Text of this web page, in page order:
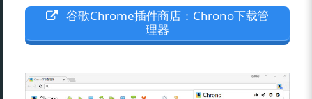
谷歌Chrome插件商店：Chrono下载管
理器